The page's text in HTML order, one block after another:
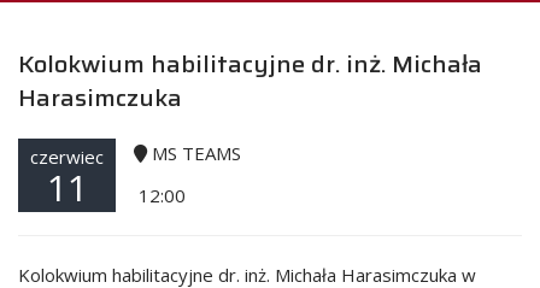
Kolokwium habilitacyjne dr. inż. Michała
Harasimczuka
czerwiec
11
MS TEAMS
12:00
Kolokwium habilitacyjne dr. inż. Michała Harasimczuka w